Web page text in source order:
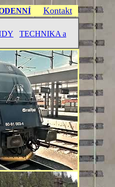
Kontakt
TECHNIKA a